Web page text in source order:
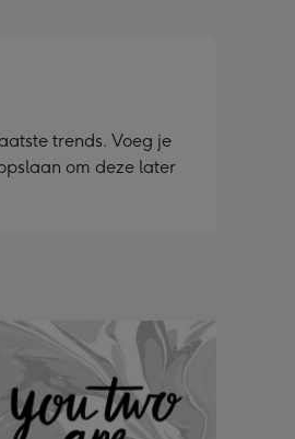
trends. Voeg je
om deze later